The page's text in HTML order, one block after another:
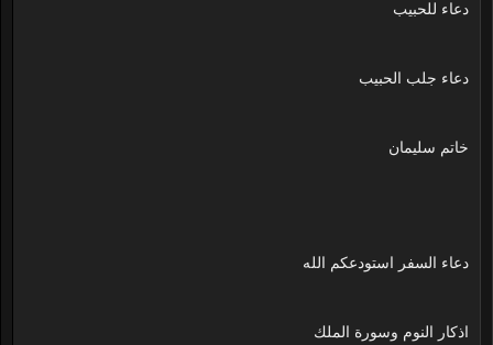
دعاء للحبيب
دعاء جلب الحبيب
خاتم سليمان
دعاء السفر استودعكم الله
اذكار النوم وسورة الملك